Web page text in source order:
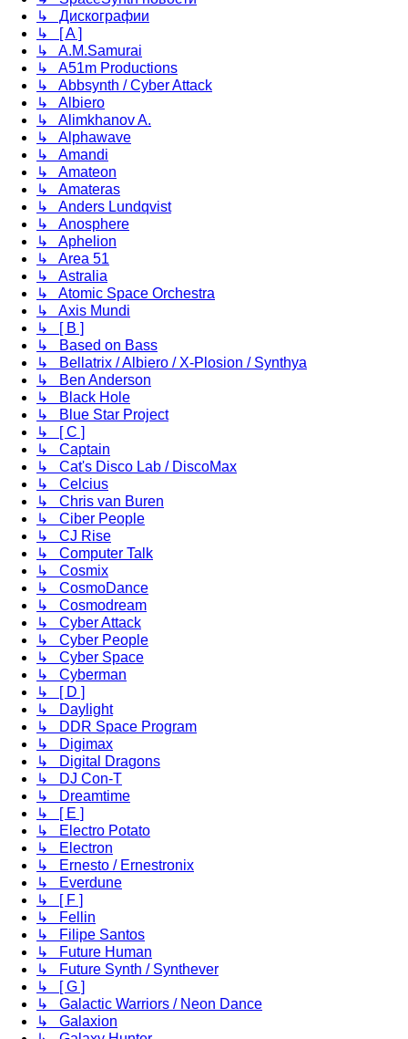
↳ Дискографии
↳ [ A ]
↳ A.M.Samurai
↳ A51m Productions
↳ Abbsynth / Cyber Attack
↳ Albiero
↳ Alimkhanov A.
↳ Alphawave
↳ Amandi
↳ Amateon
↳ Amateras
↳ Anders Lundqvist
↳ Anosphere
↳ Aphelion
↳ Area 51
↳ Astralia
↳ Atomic Space Orchestra
↳ Axis Mundi
↳ [ B ]
↳ Based on Bass
↳ Bellatrix / Albiero / X-Plosion / Synthya
↳ Ben Anderson
↳ Black Hole
↳ Blue Star Project
↳ [ C ]
↳ Captain
↳ Cat's Disco Lab / DiscoMax
↳ Celcius
↳ Chris van Buren
↳ Ciber People
↳ CJ Rise
↳ Computer Talk
↳ Cosmix
↳ CosmoDance
↳ Cosmodream
↳ Cyber Attack
↳ Cyber People
↳ Cyber Space
↳ Cyberman
↳ [ D ]
↳ Daylight
↳ DDR Space Program
↳ Digimax
↳ Digital Dragons
↳ DJ Con-T
↳ Dreamtime
↳ [ E ]
↳ Electro Potato
↳ Electron
↳ Ernesto / Ernestronix
↳ Everdune
↳ [ F ]
↳ Fellin
↳ Filipe Santos
↳ Future Human
↳ Future Synth / Synthever
↳ [ G ]
↳ Galactic Warriors / Neon Dance
↳ Galaxion